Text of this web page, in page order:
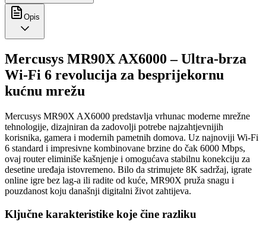
Opis
Mercusys MR90X AX6000 – Ultra-brza
Wi-Fi 6 revolucija za besprijekornu
kućnu mrežu
Mercusys MR90X AX6000 predstavlja vrhunac moderne mrežne
tehnologije, dizajniran da zadovolji potrebe najzahtjevnijih
korisnika, gamera i modernih pametnih domova. Uz najnoviji Wi-Fi
6 standard i impresivne kombinovane brzine do čak 6000 Mbps,
ovaj router eliminiše kašnjenje i omogućava stabilnu konekciju za
desetine uređaja istovremeno. Bilo da strimujete 8K sadržaj, igrate
online igre bez lag-a ili radite od kuće, MR90X pruža snagu i
pouzdanost koju današnji digitalni život zahtijeva.
Ključne karakteristike koje čine razliku